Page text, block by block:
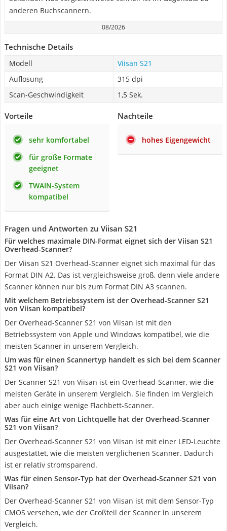
anderen Buchscannern.
08/2026
Technische Details
Modell
Viisan S21
Auflösung
315 dpi
Scan-Geschwindigkeit
1,5 Sek.
Vorteile
sehr komfortabel
für große Formate
geeignet
TWAIN-System
kompatibel
Nachteile
hohes Eigengewicht
Fragen und Antworten zu Viisan S21
Für welches maximale DIN-Format eignet sich der Viisan S21
Overhead-Scanner?
Der Viisan S21 Overhead-Scanner eignet sich maximal für das
Format DIN A2. Das ist vergleichsweise groß, denn viele andere
Scanner können nur bis zum Format DIN A3 scannen.
Mit welchem Betriebssystem ist der Overhead-Scanner S21
von Viisan kompatibel?
Der Overhead-Scanner S21 von Viisan ist mit den
Betriebssystem von Apple und Windows kompatibel, wie die
meisten Scanner in unserem Vergleich.
Um was für einen Scannertyp handelt es sich bei dem Scanner
S21 von Viisan?
Der Scanner S21 von Viisan ist ein Overhead-Scanner, wie die
meisten Geräte in unserem Vergleich. Sie finden im Vergleich
aber auch einige wenige Flachbett-Scanner.
Was für eine Art von Lichtquelle hat der Overhead-Scanner
S21 von Viisan?
Der Overhead-Scanner S21 von Viisan ist mit einer LED-Leuchte
ausgestattet, wie die meisten verglichenen Scanner. Dadurch
ist er relativ stromsparend.
Was für einen Sensor-Typ hat der Overhead-Scanner S21 von
Viisan?
Der Overhead-Scanner S21 von Viisan ist mit dem Sensor-Typ
CMOS versehen, wie der Großteil der Scanner in unserem
Vergleich.